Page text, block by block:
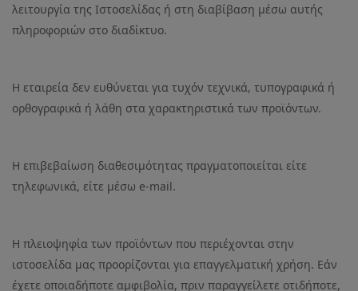
λειτουργία της Ιστοσελίδας ή στη διαβίβαση μέσω αυτής
πληροφοριών στο διαδίκτυο.
Η εταιρεία δεν ευθύνεται για τυχόν τεχνικά, τυπογραφικά ή
ορθογραφικά ή λάθη στα χαρακτηριστικά των προϊόντων.
Η επιβεβαίωση διαθεσιμότητας πραγματοποιείται είτε
τηλεφωνικά, είτε μέσω e-mail.
Η πλειοψηφία των προϊόντων που περιέχονται στην
ιστοσελίδα μας προορίζονται για επαγγελματική χρήση. Εάν
έχετε οποιαδήποτε αμφιβολία, πριν παραγγείλετε οτιδήποτε,